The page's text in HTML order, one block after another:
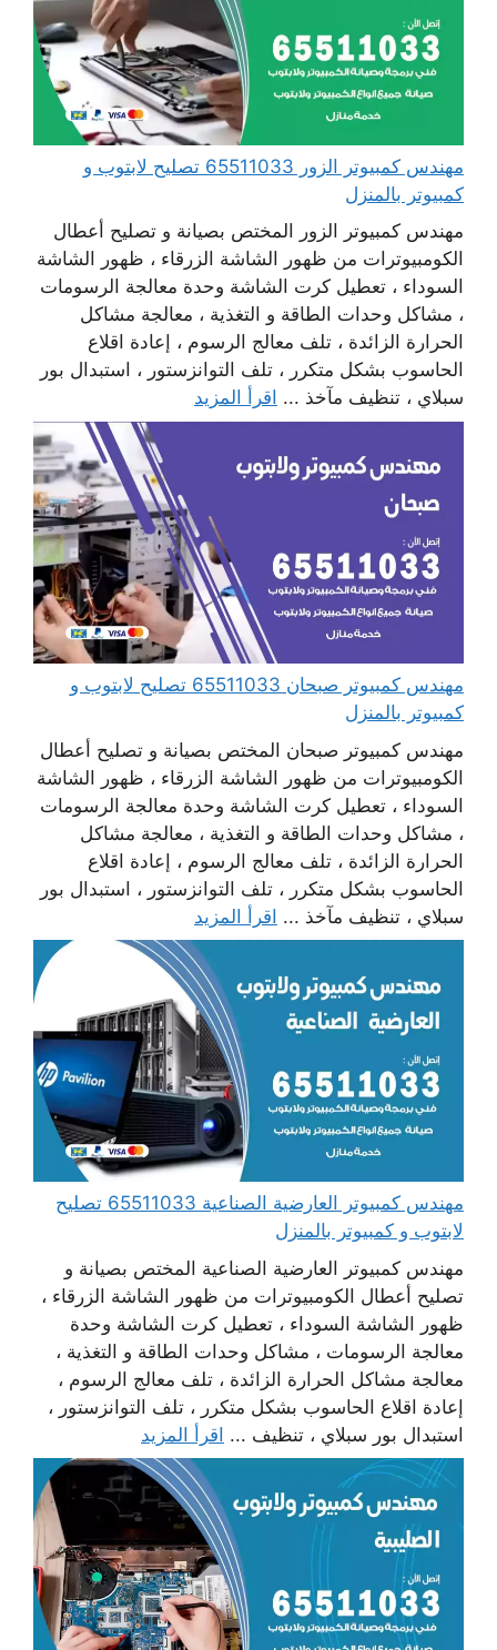
مهندس كمبيوتر الزور 65511033 تصليح لابتوب و
كمبيوتر بالمنزل
مهندس كمبيوتر الزور المختص بصيانة و تصليح أعطال
الكومبيوترات من ظهور الشاشة الزرقاء ، ظهور الشاشة
السوداء ، تعطيل كرت الشاشة وحدة معالجة الرسومات
، مشاكل وحدات الطاقة و التغذية ، معالجة مشاكل
الحرارة الزائدة ، تلف معالج الرسوم ، إعادة اقلاع
الحاسوب بشكل متكرر ، تلف التوانزستور ، استبدال بور
سبلاي ، تنظيف مآخذ ... اقرأ المزيد
مهندس كمبيوتر صبحان 65511033 تصليح لابتوب و
كمبيوتر بالمنزل
مهندس كمبيوتر صبحان المختص بصيانة و تصليح أعطال
الكومبيوترات من ظهور الشاشة الزرقاء ، ظهور الشاشة
السوداء ، تعطيل كرت الشاشة وحدة معالجة الرسومات
، مشاكل وحدات الطاقة و التغذية ، معالجة مشاكل
الحرارة الزائدة ، تلف معالج الرسوم ، إعادة اقلاع
الحاسوب بشكل متكرر ، تلف التوانزستور ، استبدال بور
سبلاي ، تنظيف مآخذ ... اقرأ المزيد
مهندس كمبيوتر العارضية الصناعية 65511033 تصليح
لابتوب و كمبيوتر بالمنزل
مهندس كمبيوتر العارضية الصناعية المختص بصيانة و
تصليح أعطال الكومبيوترات من ظهور الشاشة الزرقاء ،
ظهور الشاشة السوداء ، تعطيل كرت الشاشة وحدة
معالجة الرسومات ، مشاكل وحدات الطاقة و التغذية ،
معالجة مشاكل الحرارة الزائدة ، تلف معالج الرسوم ،
إعادة اقلاع الحاسوب بشكل متكرر ، تلف التوانزستور ،
استبدال بور سبلاي ، تنظيف ... اقرأ المزيد